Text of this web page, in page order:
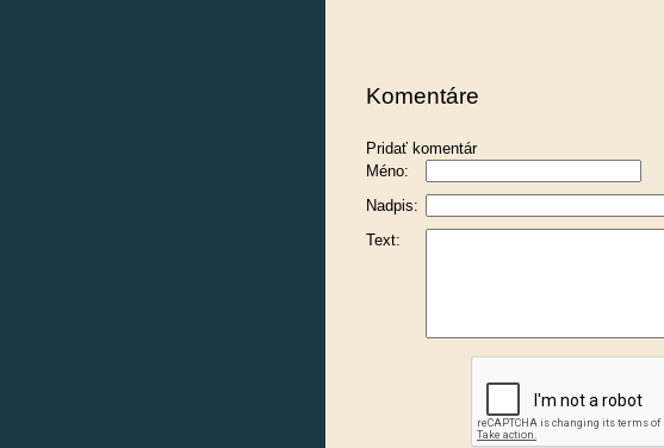
Komentáre
Pridať komentár
Méno:
Nadpis:
Text: